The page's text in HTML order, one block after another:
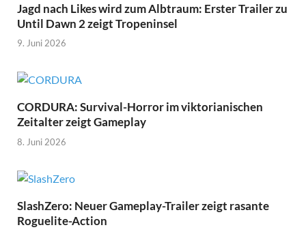
Jagd nach Likes wird zum Albtraum: Erster Trailer zu
Until Dawn 2 zeigt Tropeninsel
9. Juni 2026
CORDURA: Survival-Horror im viktorianischen
Zeitalter zeigt Gameplay
8. Juni 2026
SlashZero: Neuer Gameplay-Trailer zeigt rasante
Roguelite-Action